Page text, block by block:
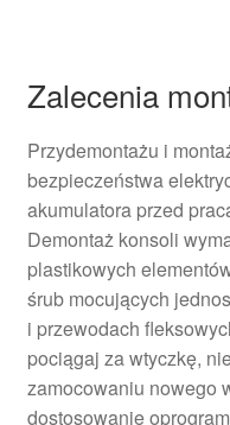
Zalecenia
Przydemontażu i
bezpieczeństwa
akumulatora przed
Demontaż konsoli
plastikowych
śrub mocujących
i przewodach
pociągaj za wtyczkę,
zamocowaniu nowego
dostosowanie